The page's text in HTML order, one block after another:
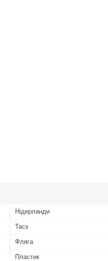
Нідерланди
Tacx
Фляга
Пластик